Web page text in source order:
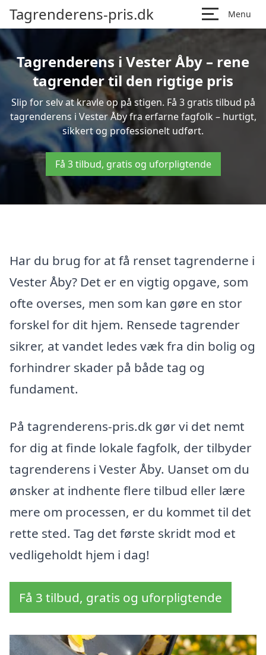
Tagrenderens-pris.dk Menu
Tagrenderens i Vester Åby – rene
tagrender til den rigtige pris
Slip for selv at kravle op på stigen. Få 3 gratis tilbud på
tagrenderens i Vester Åby fra erfarne fagfolk – hurtigt,
sikkert og professionelt udført.
Få 3 tilbud, gratis og uforpligtende
Har du brug for at få renset tagrenderne i
Vester Åby? Det er en vigtig opgave, som
ofte overses, men som kan gøre en stor
forskel for dit hjem. Rensede tagrender
sikrer, at vandet ledes væk fra din bolig og
forhindrer skader på både tag og
fundament.
På tagrenderens-pris.dk gør vi det nemt
for dig at finde lokale fagfolk, der tilbyder
tagrenderens i Vester Åby. Uanset om du
ønsker at indhente flere tilbud eller lære
mere om processen, er du kommet til det
rette sted. Tag det første skridt mod et
vedligeholdt hjem i dag!
Få 3 tilbud, gratis og uforpligtende